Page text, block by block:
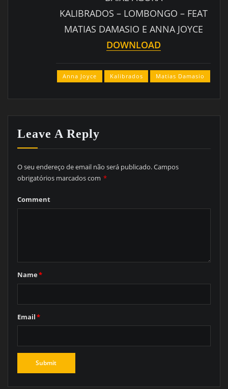
KALIBRADOS – LOMBONGO – FEAT
MATIAS DAMASIO E ANNA JOYCE
DOWNLOAD
Anna Joyce Kalibrados Matias Damasio
Leave A Reply
O seu endereço de email não será publicado.Campos
obrigatórios marcados com *
Comment
Name*
Email*